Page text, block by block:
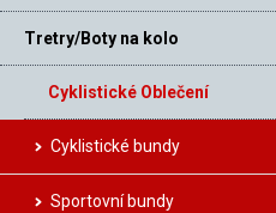
Tretry/Boty na kolo
Cyklistické Oblečení
Cyklistické bundy
Sportovní bundy